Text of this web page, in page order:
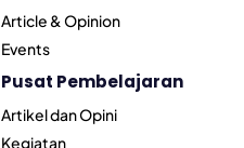
Article & Opinion
Events
Pusat Pembelajaran
Artikel dan Opini
Kegiatan